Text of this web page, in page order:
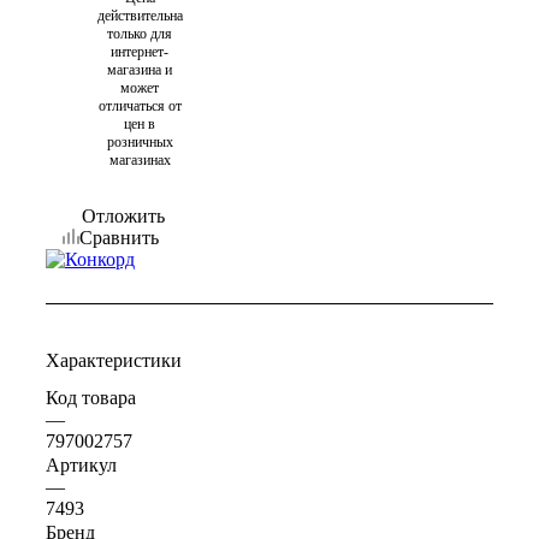
действительна
только для
интернет-
магазина и
может
отличаться от
цен в
розничных
магазинах
Отложить
Сравнить
Характеристики
Код товара
—
797002757
Артикул
—
7493
Бренд